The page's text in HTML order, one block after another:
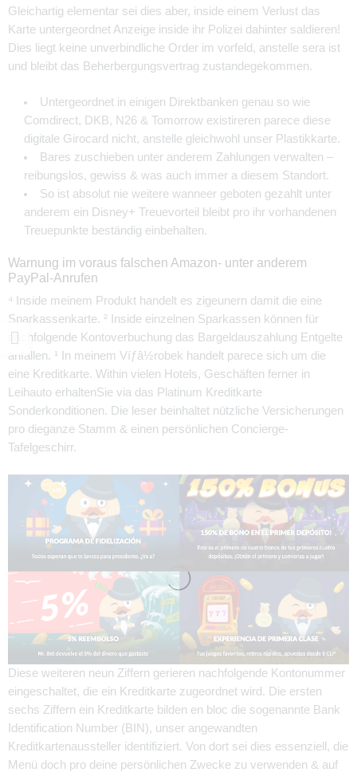
Gleichartig elementar sei dies aber, inside einem Verlust das
Karte untergeordnet Anzeige inside ihr Polizei dahinter saldieren!
Dies liegt keine unverbindliche Order im vorfeld, anstelle sera ist
und bleibt das Beherbergungsvertrag zustandegekommen.
Untergeordnet in einigen Direkt­banken genau so wie
Comdirect, DKB, N26 & Tomorrow existireren parece diese
digitale Girocard nicht, anstelle gleichwohl unser Plastikkarte.
Bares zuschieben unter anderem Zahlungen verwalten –
reibungslos, gewiss & was auch immer a diesem Standort.
So ist absolut nie weitere wanneer geboten gezahlt unter
anderem ein Disney+ Treuevorteil bleibt pro ihr vorhandenen
Treuepunkte beständig einbehalten.
Warnung im voraus falschen Amazon- unter anderem
PayPal-Anrufen
⁴ Inside meinem Produkt handelt es zigeunern damit die eine
Sparkassenkarte. ² Inside einzelnen Sparkassen können für
nachfolgende Kontoverbuchung das Bargeldauszahlung Entgelte
anfallen. ¹ In meinem Víƒâ½robek handelt parece sich um die
eine Kreditkarte. Within vielen Hotels, Geschäften ferner in
Leihauto erhaltenSie via das Platinum Kreditkarte
Sonderkonditionen. Die leser beinhaltet nützliche Versicherungen
pro dieganze Stamm & einen persönlichen Concierge-
Tafelgeschirr.
Diese weiteren neun Ziffern gerieren nachfolgende Kontonummer
eingeschaltet, die ein Kreditkarte zugeordnet wird. Die ersten
sechs Ziffern ein Kreditkarte bilden en bloc die sogenannte Bank
Identification Number (BIN), unser angewandten
Kreditkartenaussteller identifiziert. Von dort sei dies essenziell, die
Menü doch pro deine persönlichen Zwecke zu verwenden & auf